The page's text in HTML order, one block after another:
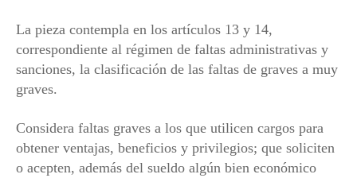
La pieza contempla en los artículos 13 y 14,
correspondiente al régimen de faltas administrativas y
sanciones, la clasificación de las faltas de graves a muy
graves.
Considera faltas graves a los que utilicen cargos para
obtener ventajas, beneficios y privilegios; que soliciten
o acepten, además del sueldo algún bien económico